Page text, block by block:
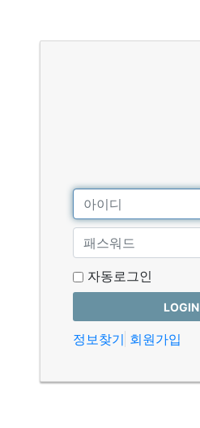
자동로그인
LOGIN
정보찾기 회원가입